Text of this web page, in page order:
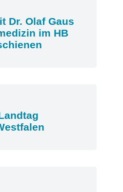
Dr. Olaf Gaus
im HB